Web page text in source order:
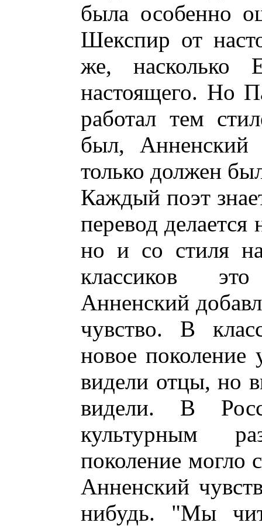
была особенно
Шекспир от
же, насколько
настоящего. Но
работал тем
был,
только должен
Каждый поэт
перевод
но и со стиля
классиков
Анненский
чувство. В
новое поколение
видели отцы, но
видели. В
культурным
поколение могло
Анненский
нибудь. "Мы